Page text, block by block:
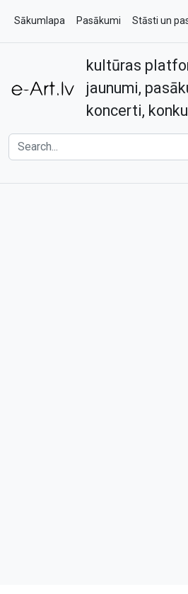
Sākumlapa Pasākumi Stāsti un
Kontakti
kultūras
jaunumi,
koncerti,